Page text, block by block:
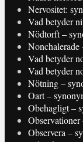
Nervositet:
Vad betyder
Nödtorft –
Nonchalerade
Vad betyder
Vad betyder
Nötning –
Oart –
Obehagligt –
Observera –